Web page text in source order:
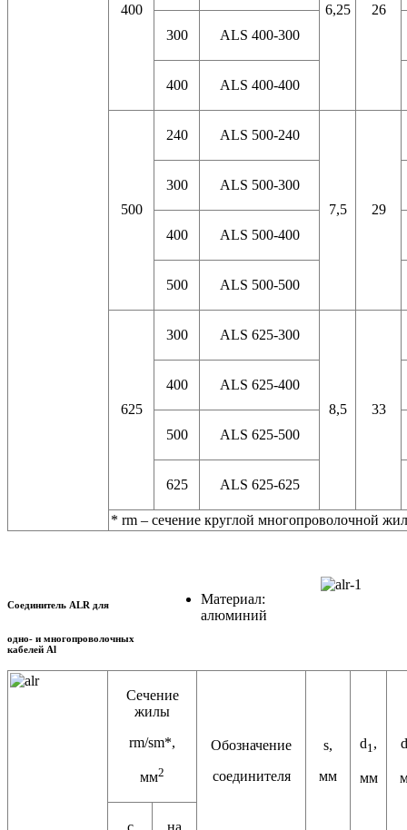
400 6,25 26
300 ALS 400-300
400 ALS 400-400
500
240 ALS 500-240
7,5 29
300 ALS 500-300
400 ALS 500-400
500 ALS 500-500
625
300 ALS 625-300
8,5 33
400 ALS 625-400
500 ALS 625-500
625 ALS 625-625
* rm – сечение круглой многопроволочной
Соединитель ALR для
одно- и многопроволочных
кабелей Al
Материал:
алюминий
Сечение
жилы
rm/sm*,
мм2
Обозначение
соединителя
s,
мм
d1,
мм
d
с на